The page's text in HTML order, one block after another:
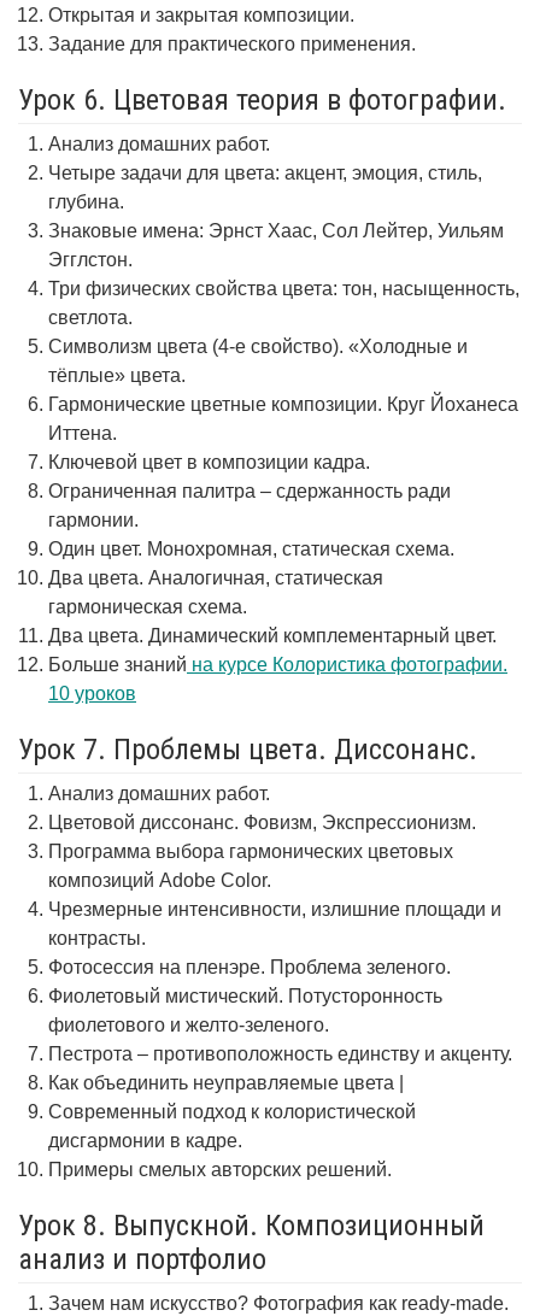
Открытая и закрытая композиции.
Задание для практического применения.
Урок 6. Цветовая теория в фотографии.
Анализ домашних работ.
Четыре задачи для цвета: акцент, эмоция, стиль,
глубина.
Знаковые имена: Эрнст Хаас, Сол Лейтер, Уильям
Эгглстон.
Три физических свойства цвета: тон, насыщенность,
светлота.
Символизм цвета (4-е свойство). «Холодные и
тёплые» цвета.
Гармонические цветные композиции. Круг Йоханеса
Иттена.
Ключевой цвет в композиции кадра.
Ограниченная палитра – сдержанность ради
гармонии.
Один цвет. Монохромная, статическая схема.
Два цвета. Аналогичная, статическая
гармоническая схема.
Два цвета. Динамический комплементарный цвет.
Больше знаний на курсе Колористика фотографии.
10 уроков
Урок 7. Проблемы цвета. Диссонанс.
Анализ домашних работ.
Цветовой диссонанс. Фовизм, Экспрессионизм.
Программа выбора гармонических цветовых
композиций Adobe Color.
Чрезмерные интенсивности, излишние площади и
контрасты.
Фотосессия на пленэре. Проблема зеленого.
Фиолетовый мистический. Потусторонность
фиолетового и желто-зеленого.
Пестрота – противоположность единству и акценту.
Как объединить неуправляемые цвета |
Современный подход к колористической
дисгармонии в кадре.
Примеры смелых авторских решений.
Урок 8. Выпускной. Композиционный
анализ и портфолио
Зачем нам искусство? Фотография как ready-made.